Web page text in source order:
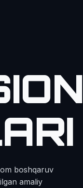
boshqaruv
amaliy